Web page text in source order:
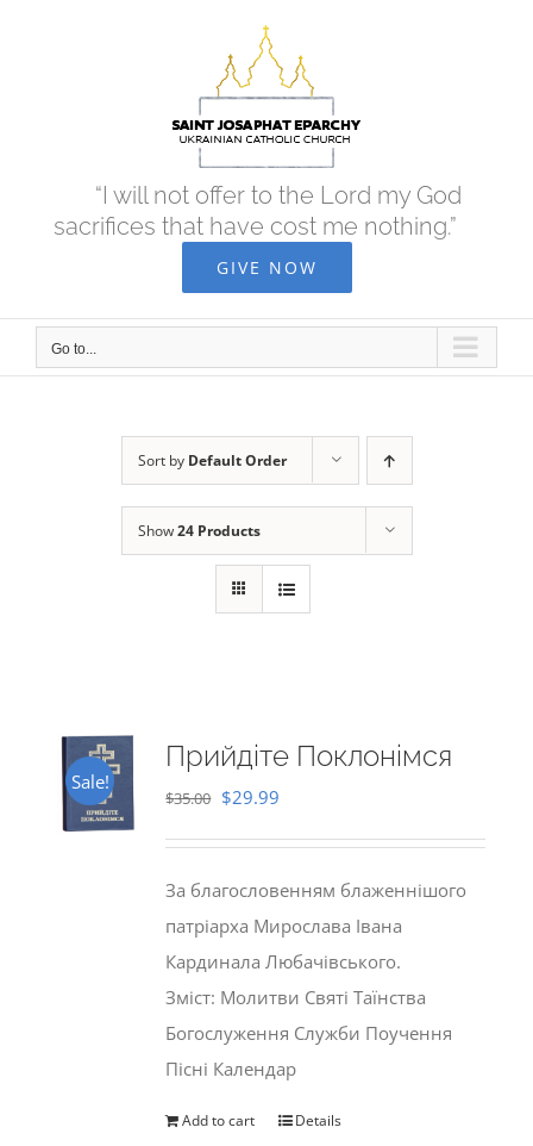
“I will not offer to the Lord my God
sacrifices that have cost me nothing.”
GIVE NOW
Go to...
Sort by Default Order
Show24 Products
Sale!
Прийдіте Поклонімся
$35.00 Original
$35.00.
$29.99
$29.99.
За благословенням блаженнішого
патріарха Мирослава Івана
Кардинала Любачівського.
Зміст: Молитви Святі Таїнства
Богослуження Служби Поучення
Пісні Календар
Add to cart Details